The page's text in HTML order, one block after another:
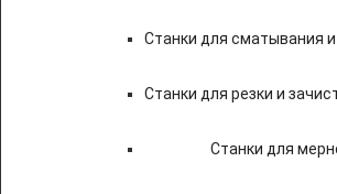
Станки для сматывания
Станки для резки и
Станки для